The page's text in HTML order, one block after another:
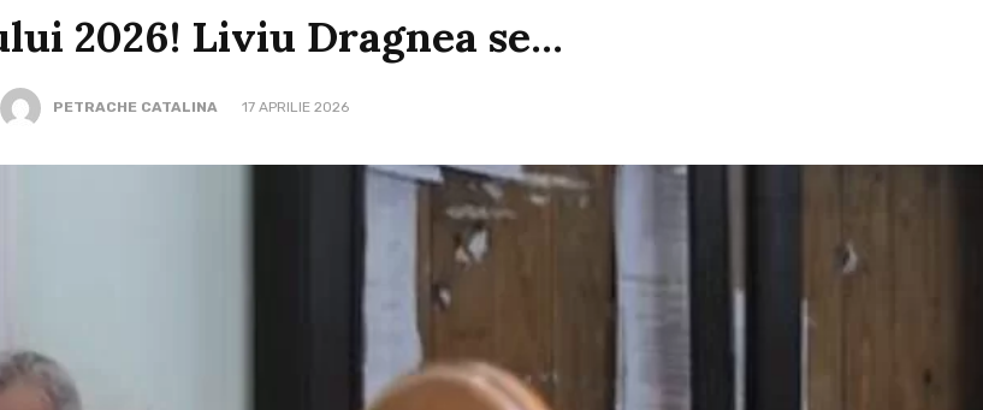
2026! Liviu Dragnea se…
PETRACHE CATALINA 17 APRILIE 2026